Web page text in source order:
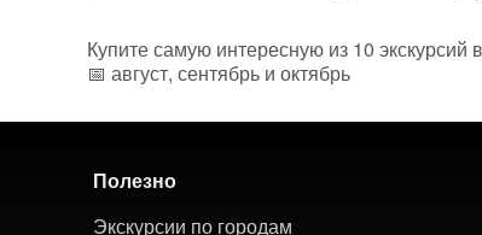
Купите самую интересную из 10
📅 август, сентябрь и октябрь
Полезно
Экскурсии по городам